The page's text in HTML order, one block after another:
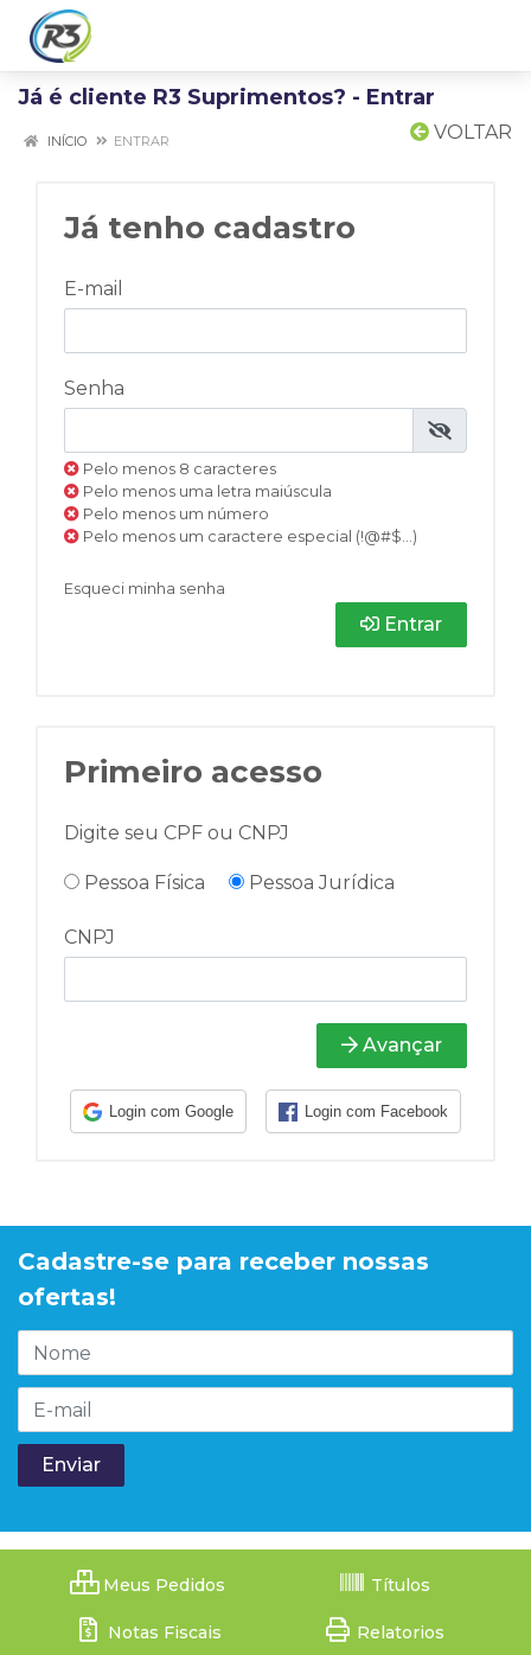
Já é cliente R3 Suprimentos? - Entrar
VOLTAR
INÍCIO ENTRAR
Já tenho cadastro
E-mail
Senha
Pelo menos 8 caracteres
Pelo menos uma letra maiúscula
Pelo menos um número
Pelo menos um caractere especial (!@#$...)
Esqueci minha senha
Entrar
Primeiro acesso
Digite seu CPF ou CNPJ
Pessoa Física Pessoa Jurídica
CNPJ
Avançar
Login com Google Login com Facebook
Cadastre-se para receber nossas
ofertas!
Meus Pedidos Títulos
Notas Fiscais Relatorios